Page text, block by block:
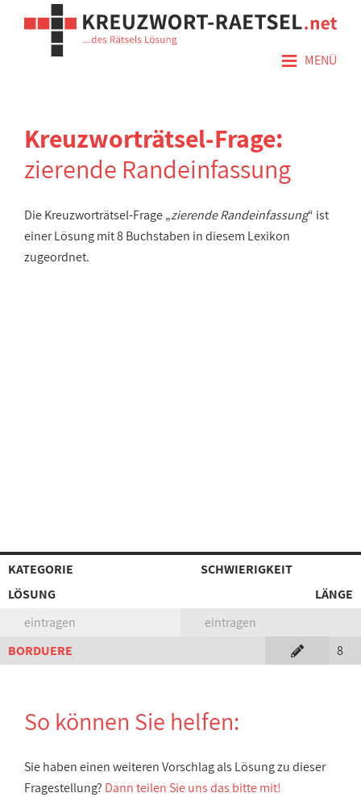
≡ MENÜ
Kreuzworträtsel-Frage:
zierende Randeinfassung
Die Kreuzworträtsel-Frage „zierende Randeinfassung“ ist
einer Lösung mit 8 Buchstaben in diesem Lexikon
zugeordnet.
KATEGORIE
SCHWIERIGKEIT
LÖSUNG
LÄNGE
eintragen
eintragen
BORDUERE
8
So können Sie helfen:
Sie haben einen weiteren Vorschlag als Lösung zu dieser
Fragestellung? Dann teilen Sie uns das bitte mit!